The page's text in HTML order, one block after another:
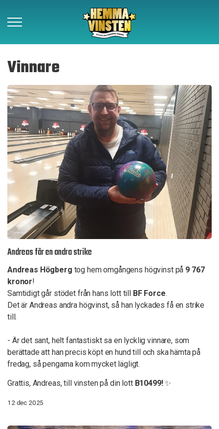
Vinnare
Så funkar det
Om Hemmavinsten
Kontakt
Föreningar
Samarbetspartners
Beställ lotter
Vinnare
Andreas får en andra strike
Andreas Högberg tog hem omgångens högvinst på 9 767
kronor!
Samtidigt går stödet från hans lott till BF Force.
Det är Andreas andra högvinst, så han lyckades få en strike
till.
- Är det sant, helt fantastiskt sa en lycklig vinnare, som
berättade att han precis köpt en hund till och ska hämta på
fredag, så pengarna kom mycket lägligt.
Grattis, Andreas, till vinsten på din lott B10499!✨
12 dec 2025